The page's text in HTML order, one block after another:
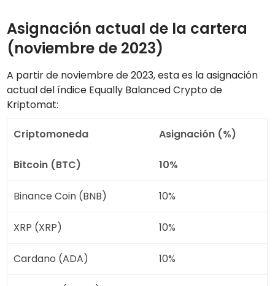
Asignación actual de la cartera
(noviembre de 2023)
A partir de noviembre de 2023, esta es la asignación
actual del índice Equally Balanced Crypto de
Kriptomat:
Criptomoneda Asignación (%)
Bitcoin (BTC) 10%
Binance Coin (BNB) 10%
XRP (XRP) 10%
Cardano (ADA) 10%